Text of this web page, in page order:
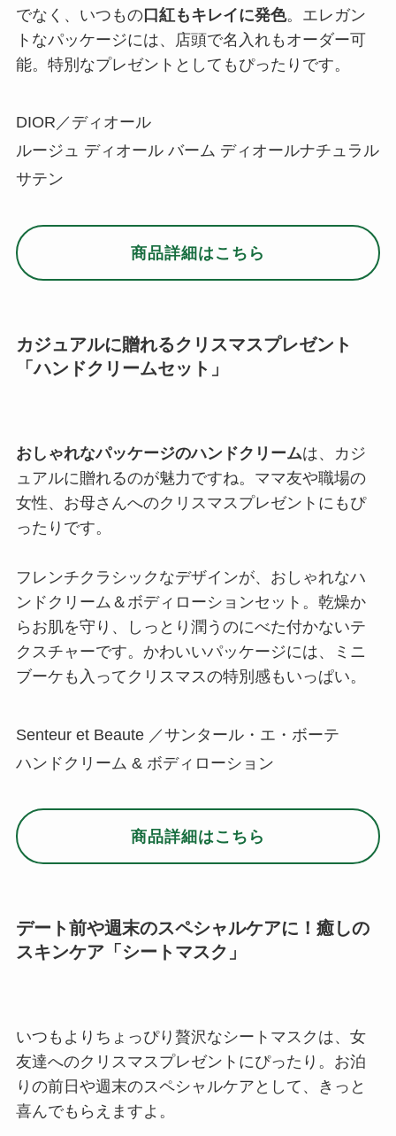
でなく、いつもの口紅もキレイに発色。エレガン
トなパッケージには、店頭で名入れもオーダー可
能。特別なプレゼントとしてもぴったりです。
DIOR／ディオール
ルージュ ディオール バーム ディオールナチュラル
サテン
商品詳細はこちら
カジュアルに贈れるクリスマスプレゼント
「ハンドクリームセット」
おしゃれなパッケージのハンドクリームは、カジ
ュアルに贈れるのが魅力ですね。ママ友や職場の
女性、お母さんへのクリスマスプレゼントにもぴ
ったりです。
フレンチクラシックなデザインが、おしゃれなハ
ンドクリーム＆ボディローションセット。乾燥か
らお肌を守り、しっとり潤うのにべた付かないテ
クスチャーです。かわいいパッケージには、ミニ
ブーケも入ってクリスマスの特別感もいっぱい。
Senteur et Beaute ／サンタール・エ・ボーテ
ハンドクリーム & ボディローション
商品詳細はこちら
デート前や週末のスペシャルケアに！癒しの
スキンケア「シートマスク」
いつもよりちょっぴり贅沢なシートマスクは、女
友達へのクリスマスプレゼントにぴったり。お泊
りの前日や週末のスペシャルケアとして、きっと
喜んでもらえますよ。